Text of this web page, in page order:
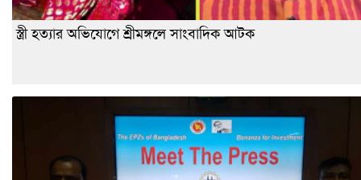
স্ত্রী হত্যার অভিযোগে শ্রীমঙ্গলে সাংবাদিক আটক